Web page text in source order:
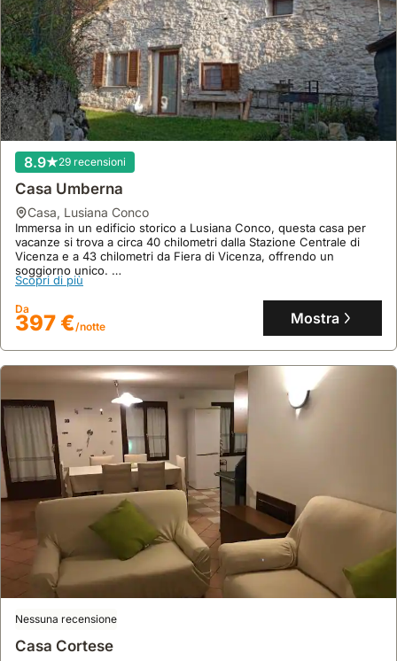
8.9 29 recensioni
Casa Umberna
casa, Lusiana Conco
Immersa in un edificio storico a Lusiana Conco, questa casa per
vacanze si trova a circa 40 chilometri dalla Stazione Centrale di
Vicenza e a 43 chilometri da Fiera di Vicenza, offrendo un
soggiorno unico.
Questa spaziosa villa di 110 mq può ospitare fino a 15 persone, con
3 camere da letto, 2 bagni, una cucina attrezzata e una terrazza
panoramica con vista sulle montagne, ideale per godersi la
tranquillità.
Scopri di più
Da
397 €/notte Mostra
Nessuna recensione
Casa Cortese